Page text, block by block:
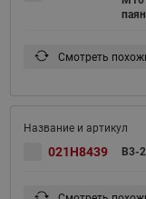
Смотреть
021H8439 B3-